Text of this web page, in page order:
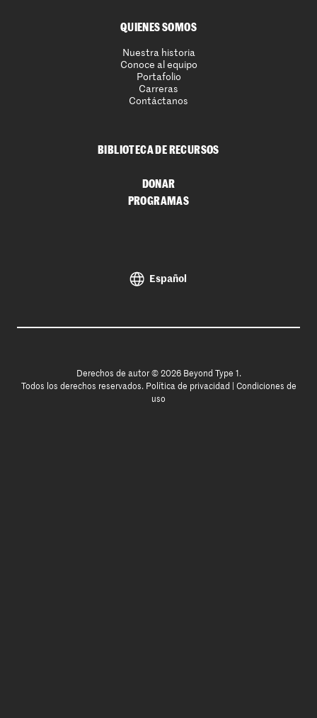
QUIENES SOMOS
Nuestra historia
Conoce al equipo
Portafolio
Carreras
Contáctanos
BIBLIOTECA DE RECURSOS
DONAR
PROGRAMAS
Español
Derechos de autor © 2026 Beyond Type 1.
Todos los derechos reservados. Política de privacidad
Condiciones de
uso